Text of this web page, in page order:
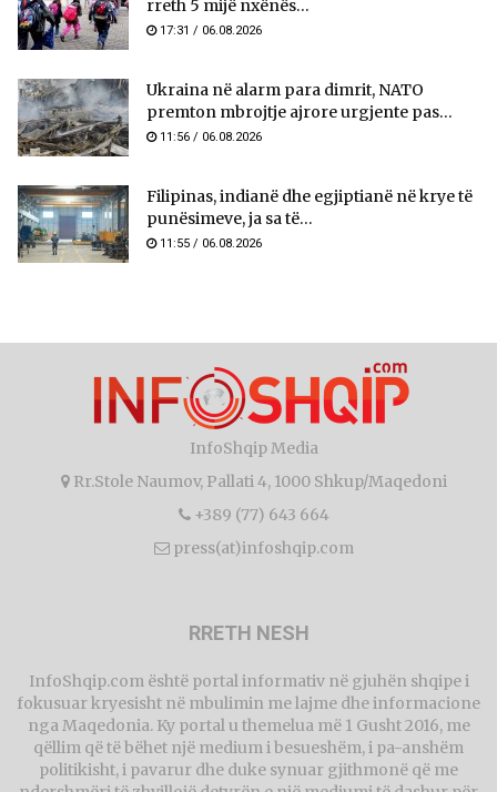
rreth 5 mijë nxënës...
17:31 / 06.08.2026
Ukraina në alarm para dimrit, NATO
premton mbrojtje ajrore urgjente pas...
11:56 / 06.08.2026
Filipinas, indianë dhe egjiptianë në krye të
punësimeve, ja sa të...
11:55 / 06.08.2026
InfoShqip Media
Rr.Stole Naumov, Pallati 4, 1000 Shkup/Maqedoni
+389 (77) 643 664
press(at)infoshqip.com
RRETH NESH
InfoShqip.com është portal informativ në gjuhën shqipe i
fokusuar kryesisht në mbulimin me lajme dhe informacione
nga Maqedonia. Ky portal u themelua më 1 Gusht 2016, me
qëllim që të bëhet një medium i besueshëm, i pa-anshëm
politikisht, i pavarur dhe duke synuar gjithmonë që me